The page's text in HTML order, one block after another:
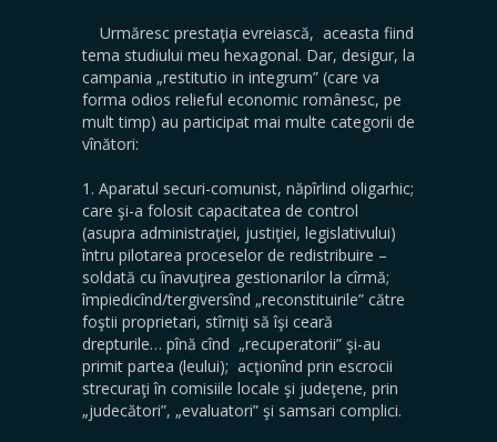
Urmăresc prestaţia evreiască, aceasta fiind
tema studiului meu hexagonal. Dar, desigur, la
campania „restitutio in integrum” (care va
forma odios relieful economic românesc, pe
mult timp) au participat mai multe categorii de
vînători:
1. Aparatul securi-comunist, năpîrlind oligarhic;
care şi-a folosit capacitatea de control
(asupra administraţiei, justiţiei, legislativului)
întru pilotarea proceselor de redistribuire –
soldată cu înavuţirea gestionarilor la cîrmă;
împiedicînd/tergiversînd „reconstituirile” către
foştii proprietari, stîrniţi să îşi ceară
drepturile… pînă cînd „recuperatorii” şi-au
primit partea (leului); acţionînd prin escrocii
strecuraţi în comisiile locale şi judeţene, prin
„judecători”, „evaluatori” şi samsari complici.